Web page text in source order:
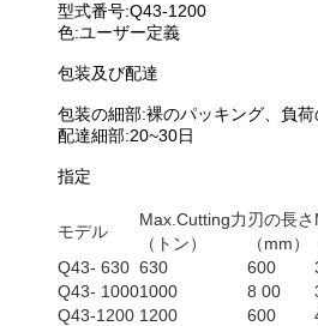
型式番号:Q43-1200
色:ユーザー定義
包装及び配達
包装の細部:裸のパッキング、負
配達細部:20~30日
指定
モデル
Max.Cutting力
（トン）
刃の長さ
（mm）
Q43- 630 630 600
Q43- 10001000 8 00
Q43-1200 1200 600